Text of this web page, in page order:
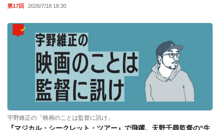
第17回 2026/7/18 18:30
宇野維正の「映画のことは監督に訊け」
『マジカル・シークレット・ツアー』で飛躍。天野千尋監督の“生